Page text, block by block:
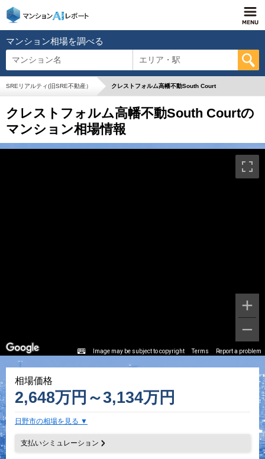
マンション相場を調べる
マンション名 エリア・駅
SREリアルティ(旧SRE不動産） クレストフォルム高幡不動South Court
クレストフォルム高幡不動South Courtの
マンション相場情報
相場価格
2,648万円～3,134万円
日野市の相場を見る
支払いシミュレーション
Image may be subject to copyright Terms Report a problem